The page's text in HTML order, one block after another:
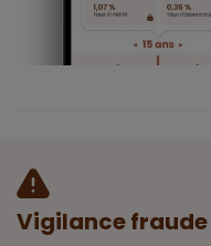
Vigilance fraude